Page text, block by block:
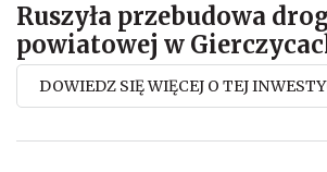
Ruszyła przebudowa
powiatowej w
DOWIEDZ SIĘ WIĘCEJ O TEJ